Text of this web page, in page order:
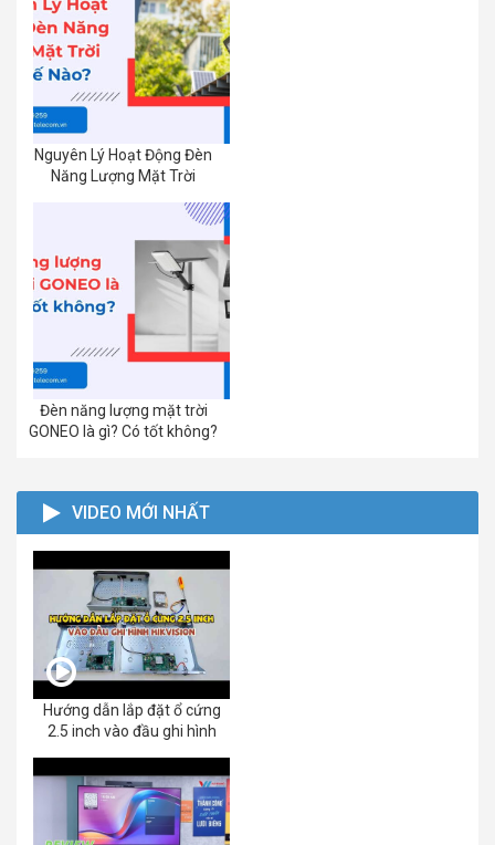
Nguyên Lý Hoạt Động Đèn
Năng Lượng Mặt Trời
Đèn năng lượng mặt trời
GONEO là gì? Có tốt không?
VIDEO MỚI NHẤT
Hướng dẫn lắp đặt ổ cứng
2.5 inch vào đầu ghi hình